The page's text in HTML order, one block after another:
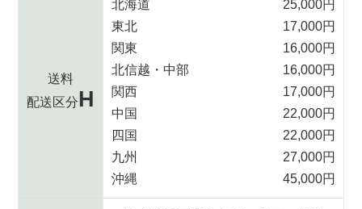
送料
配送区分H
北海道
25,000円
東北
17,000円
関東
16,000円
北信越・中部
16,000円
関西
17,000円
中国
22,000円
四国
22,000円
九州
27,000円
沖縄
45,000円